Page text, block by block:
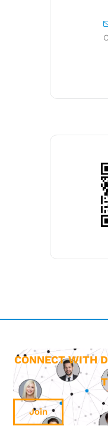
CONNECT WITH
Join